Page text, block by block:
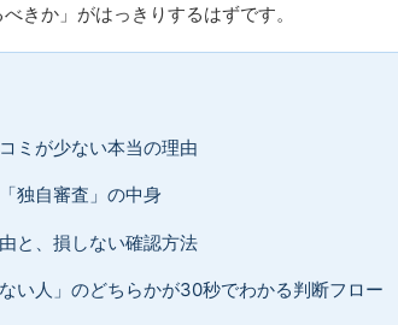
きか」がはっきりするはずです。
ミが少ない本当の理由
独自審査」の中身
と、損しない確認方法
い人」のどちらかが30秒でわかる判断フロー